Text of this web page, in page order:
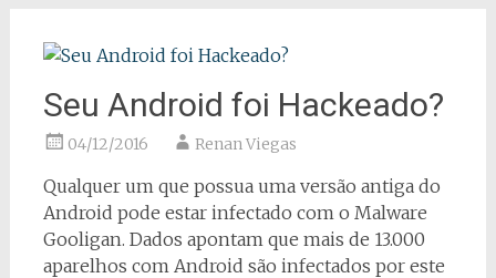
Seu Android foi Hackeado?
04/12/2016 Renan Viegas
Qualquer um que possua uma versão antiga do
Android pode estar infectado com o Malware
Gooligan. Dados apontam que mais de 13.000
aparelhos com Android são infectados por este